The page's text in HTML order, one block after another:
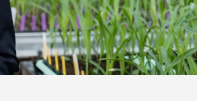
KWS Group в
kws.com/corp